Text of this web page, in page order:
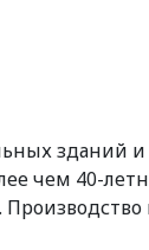
зданий и
чем 40-